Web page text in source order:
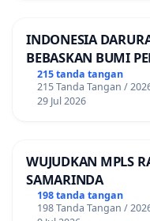
INDONESIA
BEBASKAN BUMI
PINJAMAN ONLINE!
215 tanda tangan
215 Tanda Tangan /
29 Jul 2026
WUJUDKAN MPLS
SAMARINDA
198 tanda tangan
198 Tanda Tangan /